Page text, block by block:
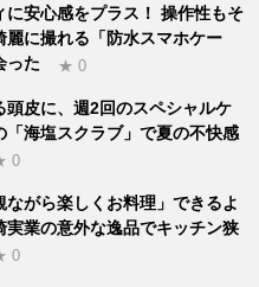
に安心感をプラス！ 操作性もそ
麗に撮れる「防水スマホケー
った
★ 0
頭皮に、週2回のスペシャルケ
「海塩スクラブ」で夏の不快感
0
ながら楽しくお料理」できるよ
実業の意外な逸品でキッチン狭
0